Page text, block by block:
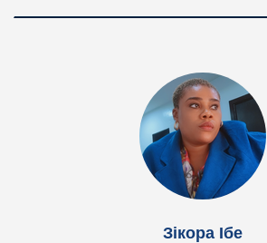
Зікора Ібе